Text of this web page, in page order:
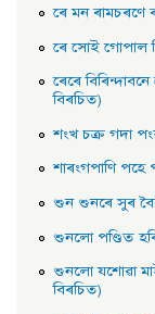
ৰে মন ৰামচৰণে
ৰে সােই গােপাল
ৰেৰে
বিৰচিত)
শংখ চক্র গদা
শাৰংগপাণি পহে
শুন শুনৰে সুৰ
শুনলাে পণ্ডিত
শুনলাে যশােৱা
বিৰচিত)